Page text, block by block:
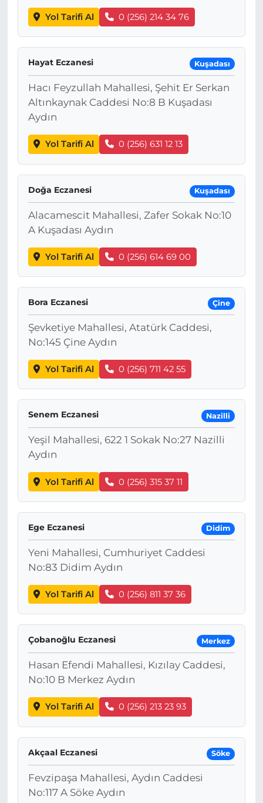
Yol Tarifi Al 0 (256) 214 34 76
Hayat Eczanesi Kuşadası
Hacı Feyzullah Mahallesi, Şehit Er Serkan
Altınkaynak Caddesi No:8 B Kuşadası
Aydın
Yol Tarifi Al 0 (256) 631 12 13
Doğa Eczanesi Kuşadası
Alacamescit Mahallesi, Zafer Sokak No:10
A Kuşadası Aydın
Yol Tarifi Al 0 (256) 614 69 00
Bora Eczanesi Çine
Şevketiye Mahallesi, Atatürk Caddesi,
No:145 Çine Aydın
Yol Tarifi Al 0 (256) 711 42 55
Senem Eczanesi Nazilli
Yeşil Mahallesi, 622 1 Sokak No:27 Nazilli
Aydın
Yol Tarifi Al 0 (256) 315 37 11
Ege Eczanesi Didim
Yeni Mahallesi, Cumhuriyet Caddesi
No:83 Didim Aydın
Yol Tarifi Al 0 (256) 811 37 36
Çobanoğlu Eczanesi Merkez
Hasan Efendi Mahallesi, Kızılay Caddesi,
No:10 B Merkez Aydın
Yol Tarifi Al 0 (256) 213 23 93
Akçaal Eczanesi Söke
Fevzipaşa Mahallesi, Aydın Caddesi
No:117 A Söke Aydın